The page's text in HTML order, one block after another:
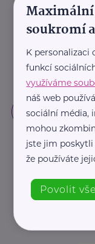
Maximální
soukromí
K personalizaci
funkcí
využíváme
náš web
sociální média,
mohou
jste jim poskytli
že používáte
Povolit vše